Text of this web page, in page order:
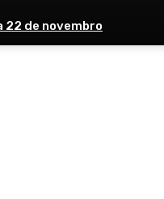
22 de novembro